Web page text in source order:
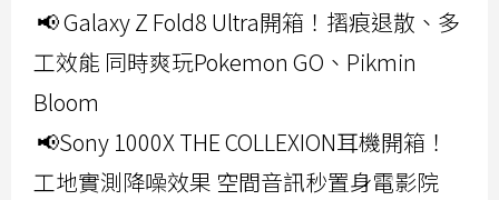
📢 Galaxy Z Fold8 Ultra開箱！摺痕退散、多
工效能 同時爽玩Pokemon GO、Pikmin
Bloom
📢Sony 1000X THE COLLEXION耳機開箱！
工地實測降噪效果 空間音訊秒置身電影院